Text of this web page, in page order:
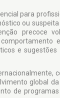
para
ou
precoce
e
global
de